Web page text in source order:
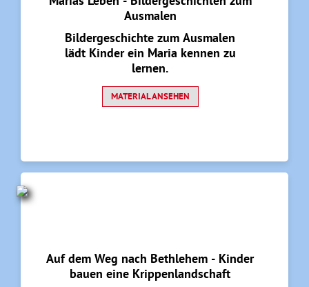
Ausmalen
Bildergeschichte zum Ausmalen
lädt Kinder ein Maria kennen zu
lernen.
MATERIAL ANSEHEN
Auf dem Weg nach Bethlehem - Kinder
bauen eine Krippenlandschaft